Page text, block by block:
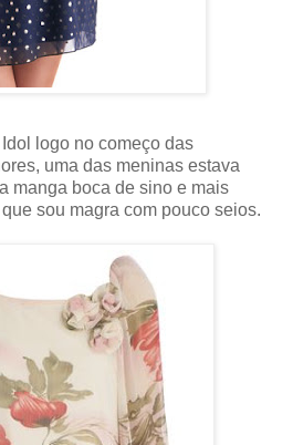
logo no começo das
uma das meninas estava
manga boca de sino e mais
sou magra com pouco seios.